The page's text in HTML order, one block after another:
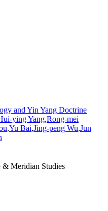
and Yin Yang Doctrine
yingYang,Rong-mei
,Yu Bai,Jing-peng Wu,Jun
& Meridian Studies